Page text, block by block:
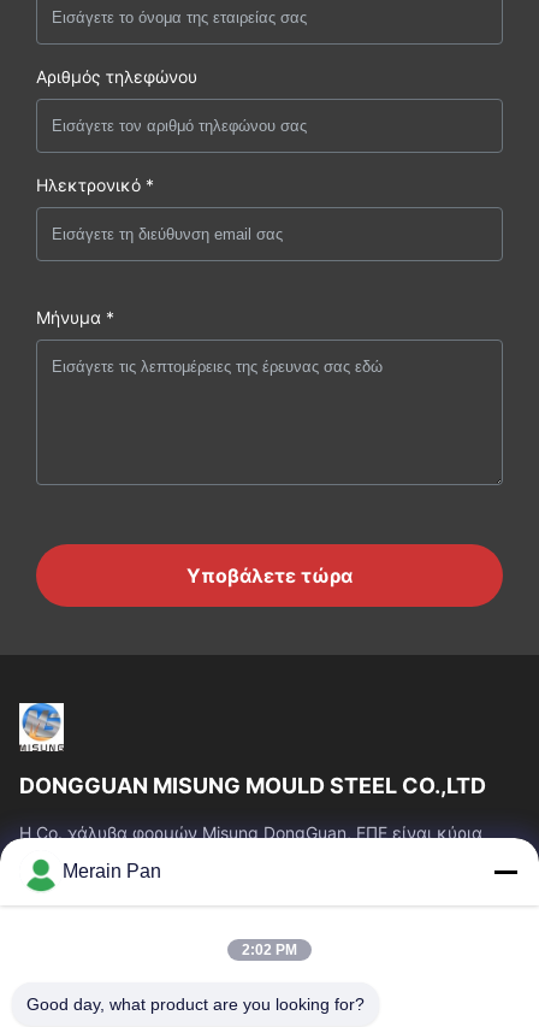
Αριθμός τηλεφώνου
Ηλεκτρονικό *
Μήνυμα *
Υποβάλετε τώρα
DONGGUAN MISUNG MOULD STEEL CO.,LTD
Η Co. χάλυβα φορμών Misung DongGuan, ΕΠΕ είναι κύρια
επιχείρηση του ανεφοδιασμού που ο πλαστικός χάλυβας
κύβων, καυτός χάλυβας εργασίας, κρύος...
Γρήγοροι Σύνδεσμοι
Προϊόντα
Εμφάνιση VR
Περίπου Εμείς
Merain Pan
2:02 PM
Good day, what product are you looking for?